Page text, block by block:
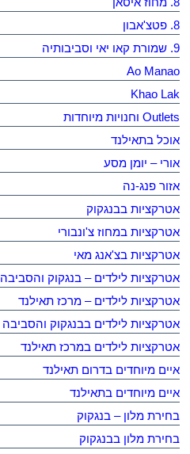
8. פטצ'אבון
9. שמורת קאו יאי וסביבותיה
Ao Manao
Khao Lak
Outlets וחנויות מיוחדות
אוכל בתאילנד
אורי – יומן מסע
אזור פנג-נה
אטרקציות בבנגקוק
אטרקציות במחוז צ'ונבורי
אטרקציות בצ'אנג מאי
אטרקציות לילדים – בנגקוק והסביבה
אטרקציות לילדים – מרכז תאילנד
אטרקציות לילדים בבנגקוק והסביבה
אטרקציות לילדים במרכז תאילנד
איים מיוחדים בדרום תאילנד
איים מיוחדים בתאילנד
בחירת מלון – בנגקוק
בחירת מלון בבנגקוק